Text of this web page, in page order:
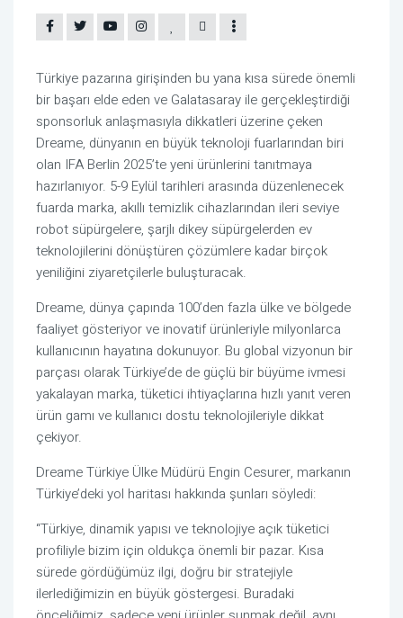
Türkiye pazarına girişinden bu yana kısa sürede önemli
bir başarı elde eden ve Galatasaray ile gerçekleştirdiği
sponsorluk anlaşmasıyla dikkatleri üzerine çeken
Dreame, dünyanın en büyük teknoloji fuarlarından biri
olan IFA Berlin 2025’te yeni ürünlerini tanıtmaya
hazırlanıyor. 5-9 Eylül tarihleri arasında düzenlenecek
fuarda marka, akıllı temizlik cihazlarından ileri seviye
robot süpürgelere, şarjlı dikey süpürgelerden ev
teknolojilerini dönüştüren çözümlere kadar birçok
yeniliğini ziyaretçilerle buluşturacak.
Dreame, dünya çapında 100’den fazla ülke ve bölgede
faaliyet gösteriyor ve inovatif ürünleriyle milyonlarca
kullanıcının hayatına dokunuyor. Bu global vizyonun bir
parçası olarak Türkiye’de de güçlü bir büyüme ivmesi
yakalayan marka, tüketici ihtiyaçlarına hızlı yanıt veren
ürün gamı ve kullanıcı dostu teknolojileriyle dikkat
çekiyor.
Dreame Türkiye Ülke Müdürü Engin Cesurer, markanın
Türkiye’deki yol haritası hakkında şunları söyledi:
“Türkiye, dinamik yapısı ve teknolojiye açık tüketici
profiliyle bizim için oldukça önemli bir pazar. Kısa
sürede gördüğümüz ilgi, doğru bir stratejiyle
ilerlediğimizin en büyük göstergesi. Buradaki